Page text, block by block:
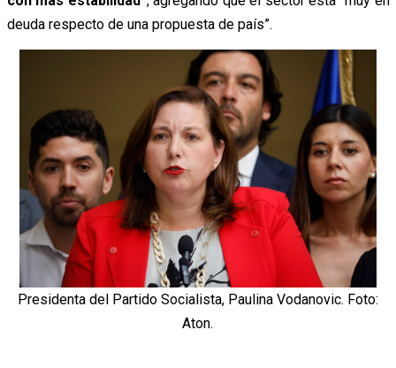
deuda respecto de una propuesta de país”.
Presidenta del Partido Socialista, Paulina Vodanovic. Foto:
Aton.